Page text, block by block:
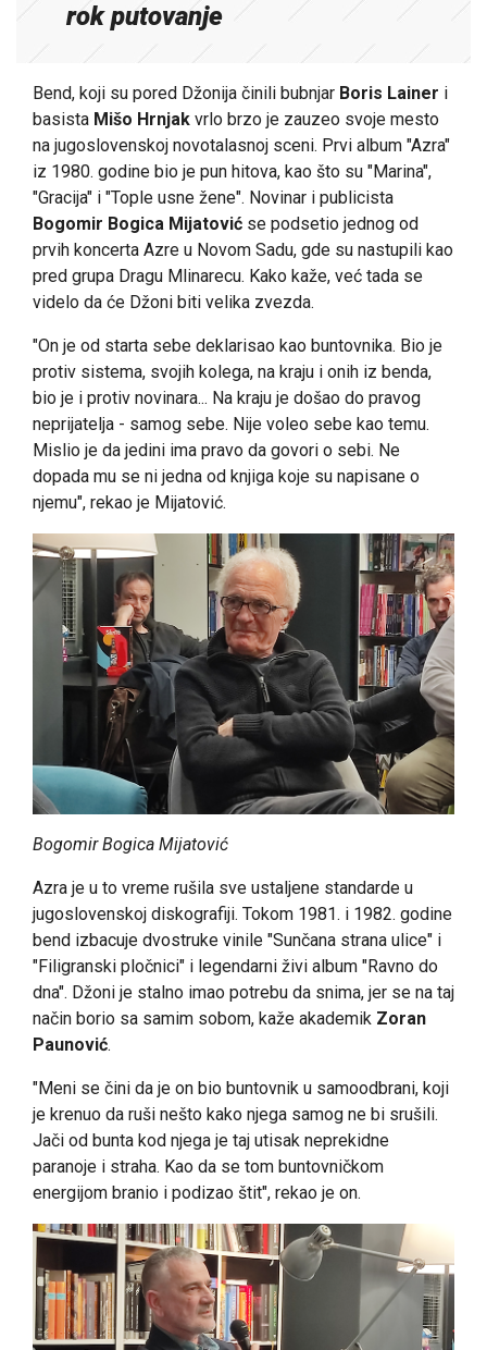
rok putovanje
Bend, koji su pored Džonija činili bubnjar Boris Lainer i
basista Mišo Hrnjak vrlo brzo je zauzeo svoje mesto
na jugoslovenskoj novotalasnoj sceni. Prvi album "Azra"
iz 1980. godine bio je pun hitova, kao što su "Marina",
"Gracija" i "Tople usne žene". Novinar i publicista
Bogomir Bogica Mijatović se podsetio jednog od
prvih koncerta Azre u Novom Sadu, gde su nastupili kao
pred grupa Dragu Mlinarecu. Kako kaže, već tada se
videlo da će Džoni biti velika zvezda.
"On je od starta sebe deklarisao kao buntovnika. Bio je
protiv sistema, svojih kolega, na kraju i onih iz benda,
bio je i protiv novinara... Na kraju je došao do pravog
neprijatelja - samog sebe. Nije voleo sebe kao temu.
Mislio je da jedini ima pravo da govori o sebi. Ne
dopada mu se ni jedna od knjiga koje su napisane o
njemu", rekao je Mijatović.
Bogomir Bogica Mijatović
Azra je u to vreme rušila sve ustaljene standarde u
jugoslovenskoj diskografiji. Tokom 1981. i 1982. godine
bend izbacuje dvostruke vinile "Sunčana strana ulice" i
"Filigranski pločnici" i legendarni živi album "Ravno do
dna". Džoni je stalno imao potrebu da snima, jer se na taj
način borio sa samim sobom, kaže akademik Zoran
Paunović.
"Meni se čini da je on bio buntovnik u samoodbrani, koji
je krenuo da ruši nešto kako njega samog ne bi srušili.
Jači od bunta kod njega je taj utisak neprekidne
paranoje i straha. Kao da se tom buntovničkom
energijom branio i podizao štit", rekao je on.